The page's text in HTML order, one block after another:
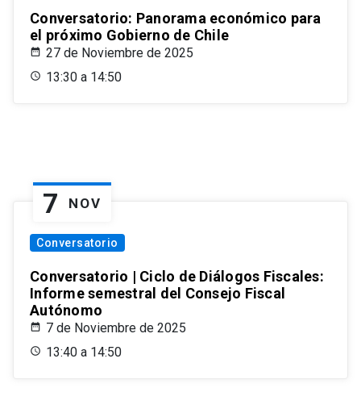
Conversatorio: Panorama económico para
el próximo Gobierno de Chile
27 de Noviembre de 2025
13:30 a 14:50
7 NOV
Conversatorio
Conversatorio | Ciclo de Diálogos Fiscales:
Informe semestral del Consejo Fiscal
Autónomo
7 de Noviembre de 2025
13:40 a 14:50